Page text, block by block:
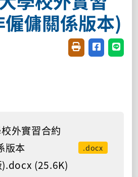
傭關係版本)
友善列印(開新視
分享至臉書
分享
外實習合約
版本
(25.6K)
.docx